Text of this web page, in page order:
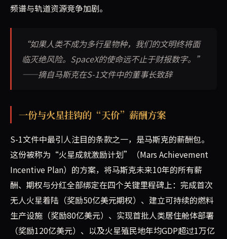
频谱与轨道资源竞争加剧。
“如果人类不成为多行星物种，我们的文明终将面
临灭绝风险。SpaceX的使命远不止于财报数字。”
——摘自马斯克在S-1文件中的董事长致辞
一份与火星挂钩的“天价”薪酬方案
S-1文件中最引人注目的条款之一，是马斯克的薪酬包。
这份被称为“火星成就激励计划”（Mars Achievement
Incentive Plan）的方案，将马斯克未来10年的所有薪
酬、期权与分红全部绑定在四个关键里程碑上：完成首次
无人火星着陆（奖励50亿美元期权）、建立可持续的燃料
生产设施（奖励80亿美元）、实现首批人类居住舱体部署
（奖励120亿美元）、以及火星殖民地年均GDP超过1万亿